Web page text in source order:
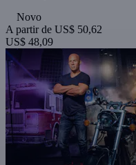
Novo
A partir de US$ 50,62
US$ 48,09